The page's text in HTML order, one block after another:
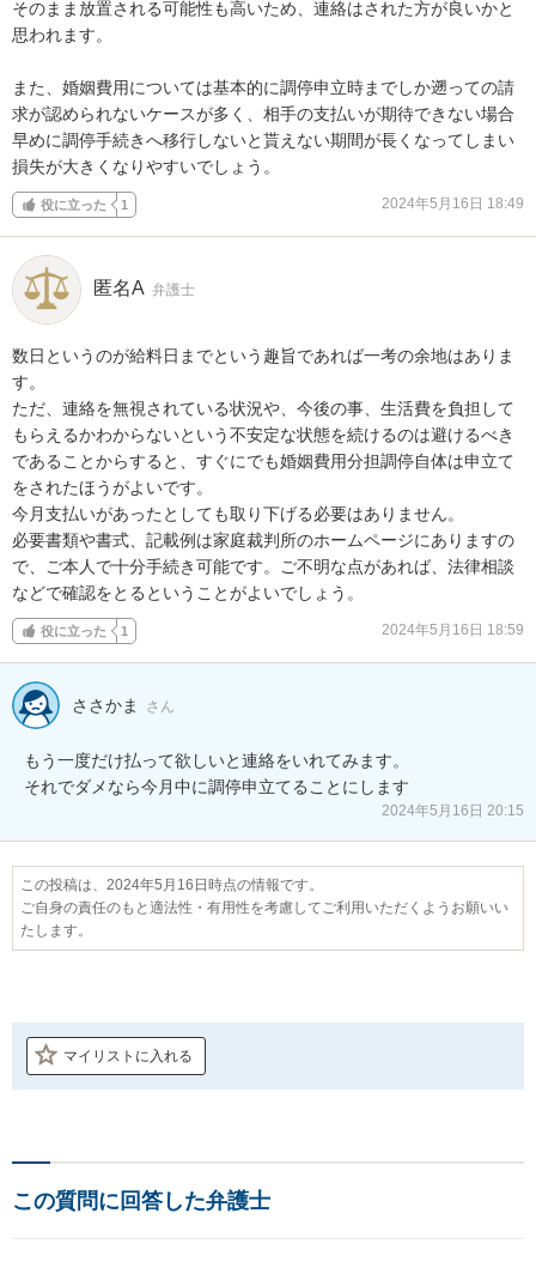
そのまま放置される可能性も高いため、連絡はされた方が良いかと
思われます。
また、婚姻費用については基本的に調停申立時までしか遡っての請
求が認められないケースが多く、相手の支払いが期待できない場合
早めに調停手続きへ移行しないと貰えない期間が長くなってしまい
損失が大きくなりやすいでしょう。
役に立った 1 2024年5月16日 18:49
匿名A 弁護士
数日というのが給料日までという趣旨であれば一考の余地はありま
す。
ただ、連絡を無視されている状況や、今後の事、生活費を負担して
もらえるかわからないという不安定な状態を続けるのは避けるべき
であることからすると、すぐにでも婚姻費用分担調停自体は申立て
をされたほうがよいです。
今月支払いがあったとしても取り下げる必要はありません。
必要書類や書式、記載例は家庭裁判所のホームページにありますの
で、ご本人で十分手続き可能です。ご不明な点があれば、法律相談
などで確認をとるということがよいでしょう。
役に立った 1 2024年5月16日 18:59
ささかま さん
もう一度だけ払って欲しいと連絡をいれてみます。
それでダメなら今月中に調停申立てることにします
2024年5月16日 20:15
この投稿は、2024年5月16日時点の情報です。
ご自身の責任のもと適法性・有用性を考慮してご利用いただくようお願いい
たします。
マイリストに入れる
この質問に回答した弁護士